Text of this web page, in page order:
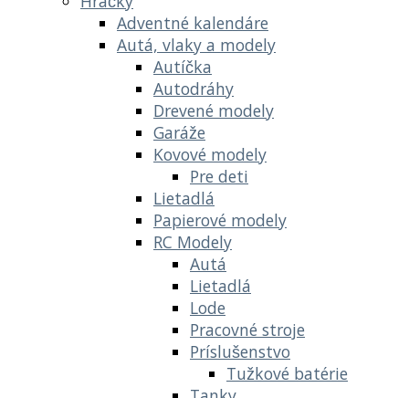
Adventné kalendáre
Autá, vlaky a modely
Autíčka
Autodráhy
Drevené modely
Garáže
Kovové modely
Pre deti
Lietadlá
Papierové modely
RC Modely
Autá
Lietadlá
Lode
Pracovné stroje
Príslušenstvo
Tužkové batérie